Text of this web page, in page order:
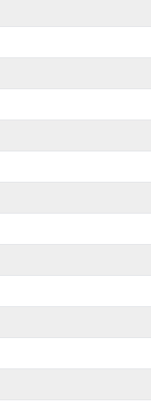
ای از امکانات کاربردی را